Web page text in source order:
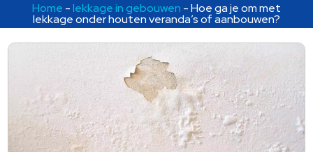
Home -lekkage in gebouwen -Hoe ga je om met
lekkage onder houten veranda’s of aanbouwen?